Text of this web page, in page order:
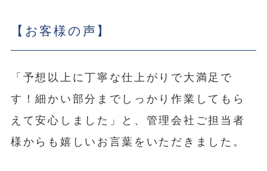
【お客様の声】
「予想以上に丁寧な仕上がりで大満足で
す！細かい部分までしっかり作業してもら
えて安心しました」と、管理会社ご担当者
様からも嬉しいお言葉をいただきました。